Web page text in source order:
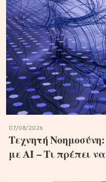
07/08/2026
Τεχνητή
με ΑΙ – Τι πρέπει